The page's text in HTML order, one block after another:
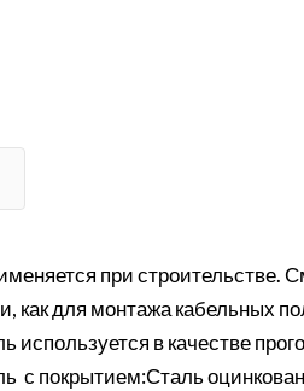
при строительстве.
как для монтажа кабельных
в качестве
с покрытием:Сталь